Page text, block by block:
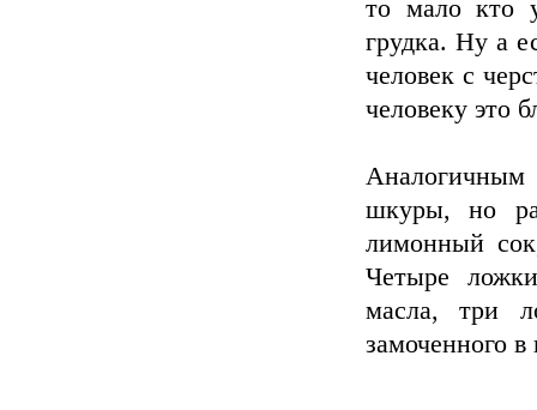
то мало кто
грудка. Ну а
человек с
человеку это
шкуры, но
лимонный
Четыре
масла, три
замоченного в